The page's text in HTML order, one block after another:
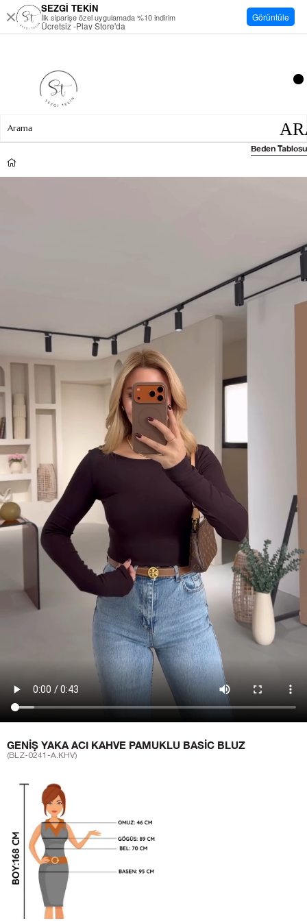
GENIŞ YAKA ACI KAHVE PAMUKLU BASIC BLUZ
(BLZ-0241-A.KHV)
Beden Tablosu
SEZGİ TEKİN
İlk siparişe özel uygulamada %10 indirim
Ücretsiz -Play Store'da
Görüntüle